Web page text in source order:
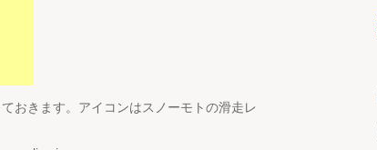
おきます。アイコンはスノーモトの滑走レ